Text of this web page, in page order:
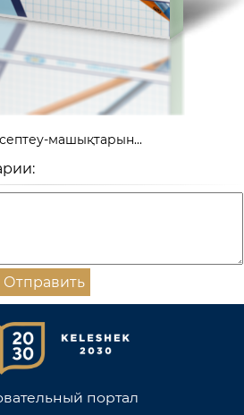
машықтарын...
Отправить
портал